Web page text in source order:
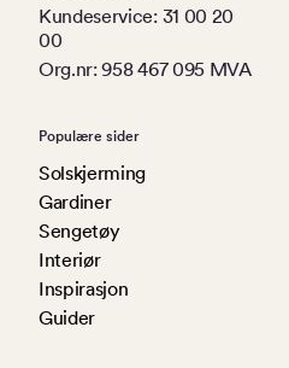
Kundeservice: 31 00 20
00
Org.nr: 958 467 095 MVA
Populære sider
Solskjerming
Gardiner
Sengetøy
Interiør
Inspirasjon
Guider